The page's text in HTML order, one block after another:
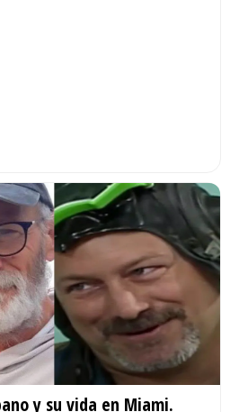
y su vida en Miami.